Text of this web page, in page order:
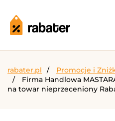
rabater.pl
Promocje i
Firma Handlowa
na towar nieprzeceniony